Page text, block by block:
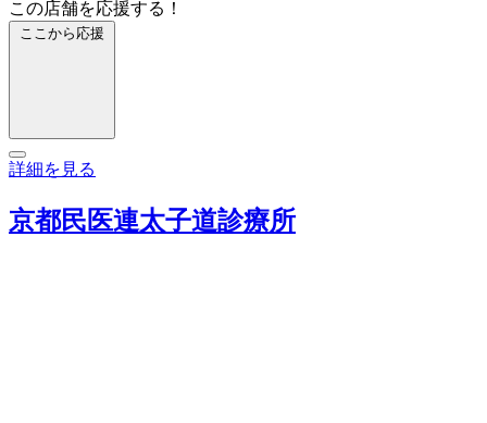
この店舗を応援する！
ここから応援
詳細を見る
京都民医連太子道診療所